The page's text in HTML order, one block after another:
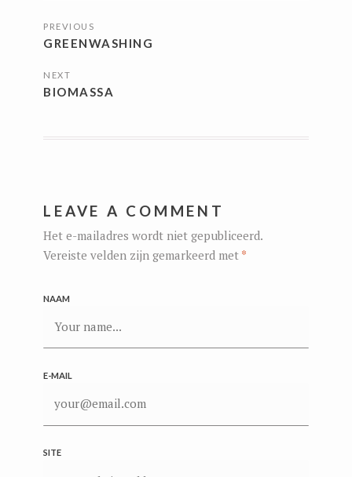
PREVIOUS
GREENWASHING
NEXT
BIOMASSA
LEAVE A COMMENT
Het e-mailadres wordt niet gepubliceerd.
Vereiste velden zijn gemarkeerd met *
NAAM
E-MAIL
SITE